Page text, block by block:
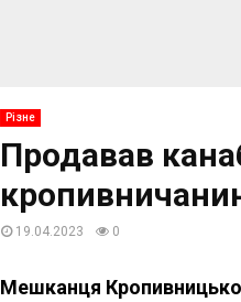
Різне
Продавав
19.04.2023 0
Мешканця